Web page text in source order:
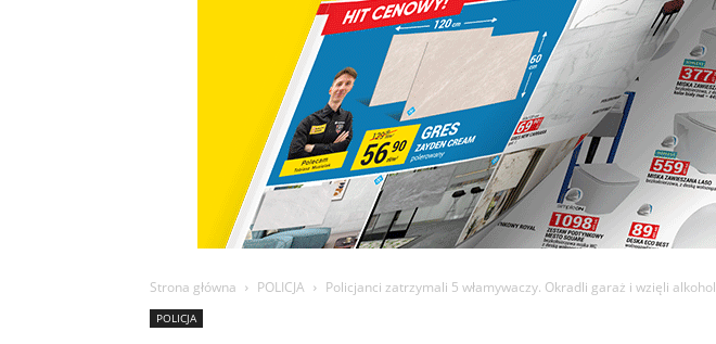
Strona główna POLICJA Policjanci zatrzymali 5 włamywaczy. Okradli garaż i wzięli alkohol
POLICJA